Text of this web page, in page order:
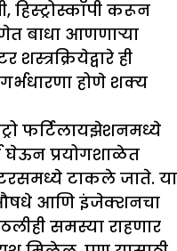
हिस्ट्रोस्कॉपी करून
बाधा आणणाऱ्या
ही
होणे शक्य
फर्टिलायझेशनमध्ये
घेऊन प्रयोगशाळेत
टाकले जाते. या
औषधे आणि इंजेक्शनचा
समस्या राहणार